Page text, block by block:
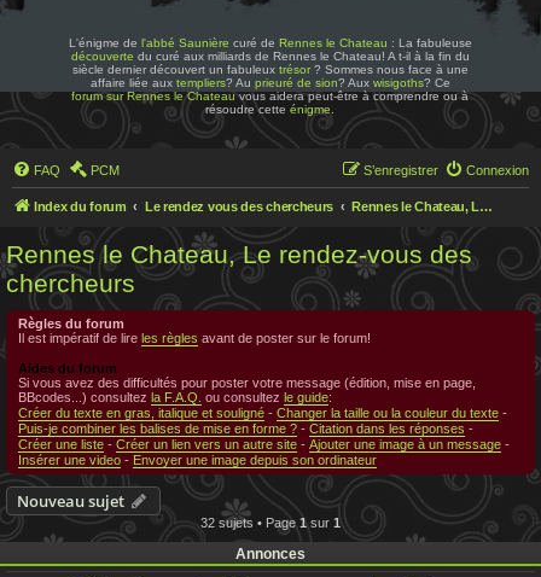
L'énigme de l'abbé Saunière curé de Rennes le Chateau : La fabuleuse
découverte du curé aux milliards de Rennes le Chateau! A t-il à la fin du
siècle dernier découvert un fabuleux trésor? Sommes nous face à une
affaire liée aux templiers? Au prieuré de sion? Aux wisigoths? Ce
forum sur Rennes le Chateauvous aidera peut-être à comprendre ou à
résoudre cetteénigme
FAQ PCM Connexion
S’enregistrer
Index du forum Le rendez vous des chercheurs Rennes le Chateau, Le rendez-vous des chercheurs
Rennes le Chateau, Le rendez-vous des
chercheurs
Règles du forum
Il est impératif de lire les règles avant de poster sur le forum!
Aides du forum
Si vous avez des difficultés pour poster votre message (édition, mise en page,
BBcodes...) consultez la F.A.Q. ou consultez le guide:
Créer du texte en gras, italique et souligné - Changer la taille ou la couleur du texte -
Puis-je combiner les balises de mise en forme ? - Citation dans les réponses -
Créer une liste - Créer un lien vers un autre site - Ajouter une image à un message -
Insérer une video - Envoyer une image depuis son ordinateur
Nouveau sujet
32 sujets • Page 1sur 1
Annonces